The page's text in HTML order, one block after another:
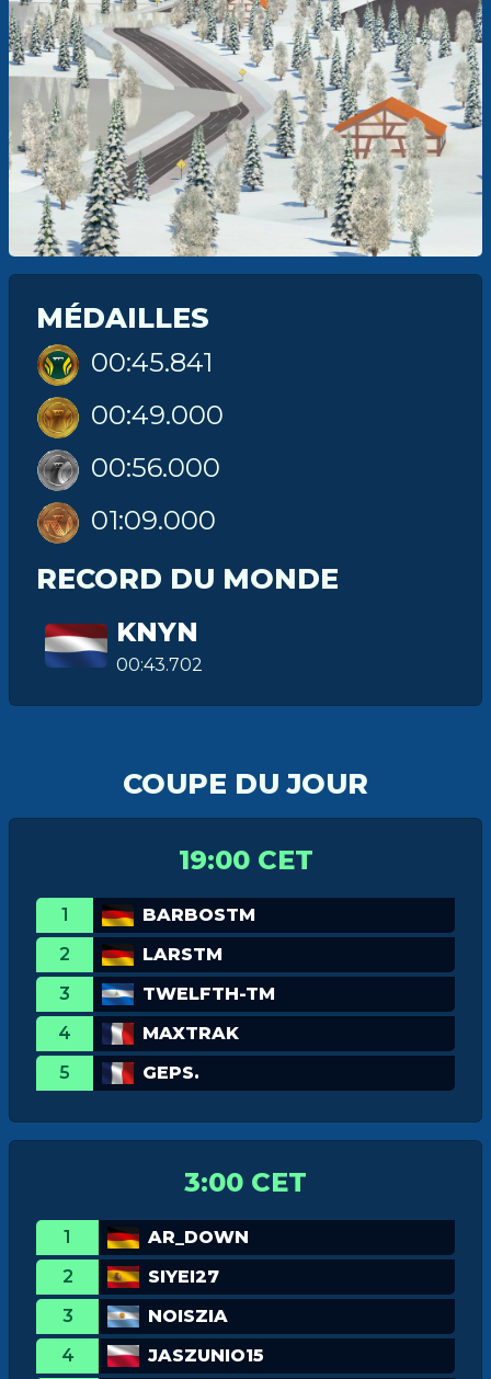
MÉDAILLES
00:45.841
00:49.000
00:56.000
01:09.000
RECORD DU MONDE
KNYN
00:43.702
COUPE DU JOUR
19:00 CET
1
BARBOSTM
2
LARSTM
3
TWELFTH-TM
4
MAXTRAK
5
GEPS.
3:00 CET
1
AR_DOWN
2
SIYEI27
3
NOISZIA
4
JASZUNIO15